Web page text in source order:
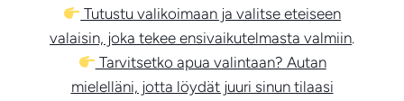
Tutustu valikoimaan ja valitse eteiseen
valaisin, joka tekee ensivaikutelmasta valmiin.
Tarvitsetko apua valintaan? Autan
mielelläni, jotta löydät juuri sinun tilaasi